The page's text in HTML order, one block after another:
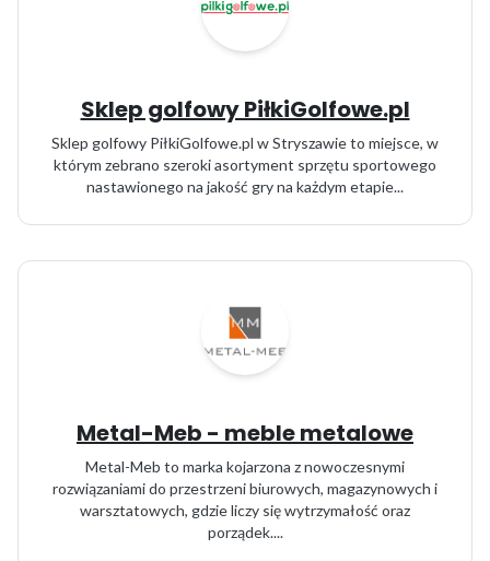
Sklep golfowy PiłkiGolfowe.pl
Sklep golfowy PiłkiGolfowe.pl w Stryszawie to miejsce, w
którym zebrano szeroki asortyment sprzętu sportowego
nastawionego na jakość gry na każdym etapie...
Metal-Meb - meble metalowe
Metal-Meb to marka kojarzona z nowoczesnymi
rozwiązaniami do przestrzeni biurowych, magazynowych i
warsztatowych, gdzie liczy się wytrzymałość oraz
porządek....